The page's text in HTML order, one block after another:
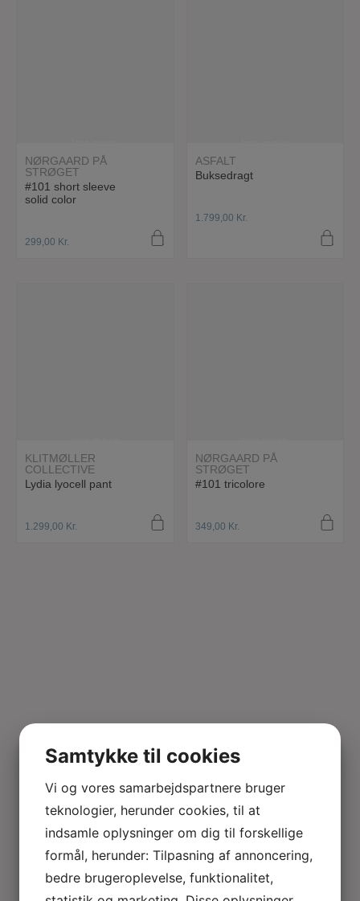
NØRGAARD PÅ
STRØGET
#101 short sleeve
solid color
299,00 Kr.
ASFALT
Buksedragt
1.799,00 Kr.
KLITMØLLER
COLLECTIVE
Lydia lyocell pant
1.299,00 Kr.
NØRGAARD PÅ
STRØGET
#101 tricolore
349,00 Kr.
Samtykke til cookies
Vi og vores samarbejdspartnere bruger
teknologier, herunder cookies, til at
indsamle oplysninger om dig til forskellige
formål, herunder: Tilpasning af annoncering,
bedre brugeroplevelse, funktionalitet,